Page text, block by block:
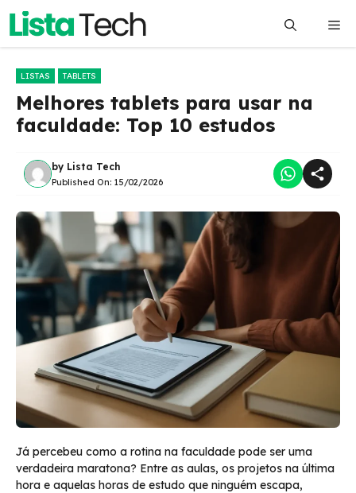
Pular
o
LISTAS TABLETS
Melhores tablets para usar na
faculdade: Top 10 estudos
by Lista Tech
Published On: 15/02/2026
Já percebeu como a rotina na faculdade pode ser uma
verdadeira maratona? Entre as aulas, os projetos na última
hora e aquelas horas de estudo que ninguém escapa,